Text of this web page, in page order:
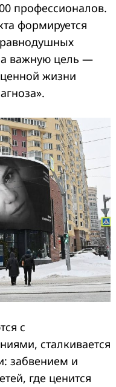
профессионалов.
формируется
важную цель —
жизни
с
сталкивается
забвением и
где ценится